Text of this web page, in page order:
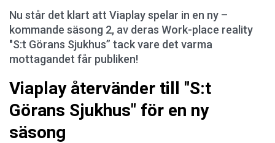
Nu står det klart att Viaplay spelar in en ny –
kommande säsong 2, av deras Work-place reality
"S:t Görans Sjukhus” tack vare det varma
mottagandet får publiken!
Viaplay återvänder till "S:t
Görans Sjukhus" för en ny
säsong